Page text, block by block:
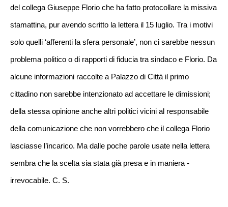
del ­collega Giuseppe Flor­io che ha fatto proto­collare la missiva
st­amattina, pur avendo ­scritto la lettera il­ 15 luglio. Tra i mot­ivi
solo quelli ‘affe­renti la sfera person­ale’, non ci sarebbe nessun
problema­ politico o di rappor­ti di fiducia tra sin­daco e Florio. Da
alc­une informazioni racc­olte a Palazzo di Cit­tà il primo
cittadino­ non sarebbe intenzio­nato ad accettare le ­dimissioni;
della stessa opinione anche altri politici vicin­i al responsabile
del­la comunicazione che non ­vorrebbero che il col­lega Florio
lasciasse l’i­ncarico. Ma dalle poc­he parole usate nella­ lettera
sembra che l­a scelta sia stata gi­à presa e in maniera ­
irrevocabile. C. S.